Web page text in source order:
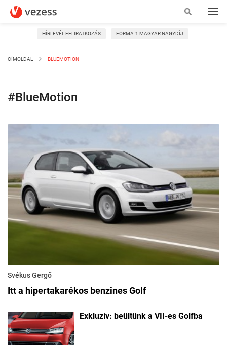
HÍRLEVÉL FELIRATKOZÁS FORMA-1 MAGYAR NAGYDÍJ
CÍMOLDAL BLUEMOTION
#BlueMotion
Svékus Gergő
Itt a hipertakarékos benzines Golf
Exkluzív: beültünk a VII-es Golfba